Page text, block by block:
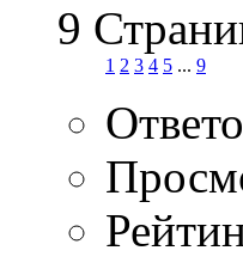
9
1 2 3 4 5 ... 9